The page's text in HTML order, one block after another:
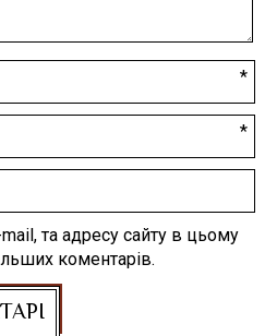
та адресу сайту в цьому
коментарів.